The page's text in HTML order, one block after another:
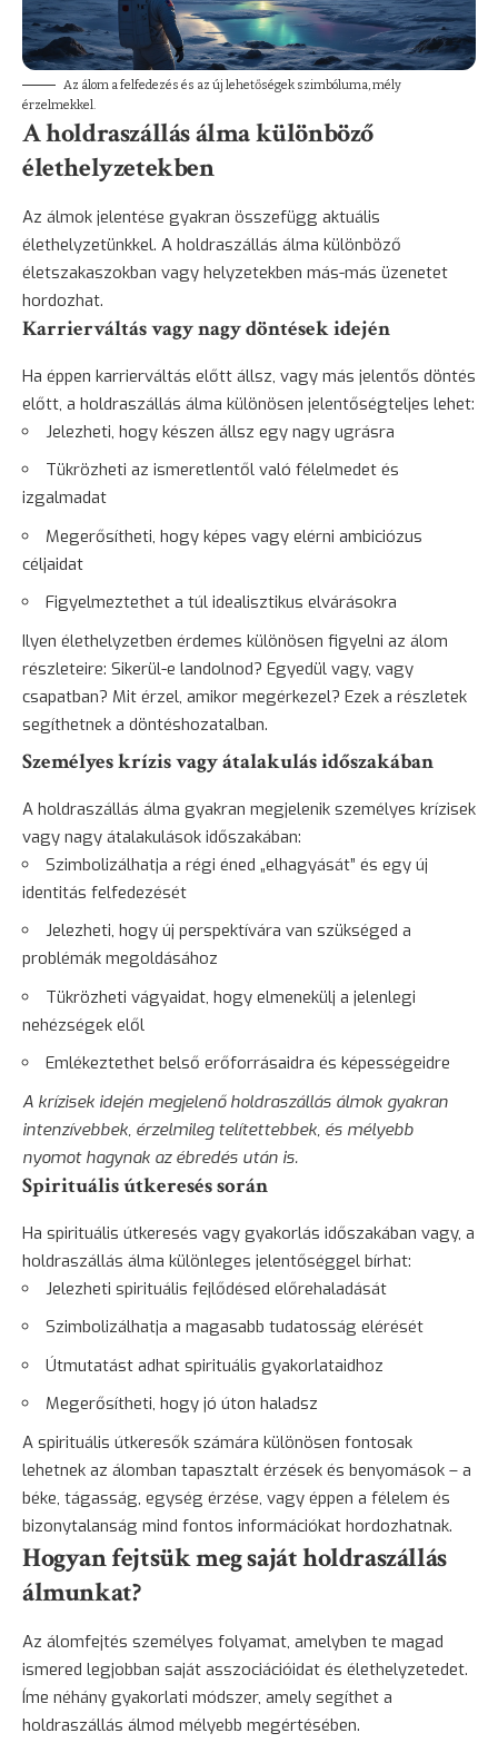
Az álom a felfedezés és az új lehetőségek szimbóluma, mély
érzelmekkel.
A holdraszállás álma különböző
élethelyzetekben
Az álmok jelentése gyakran összefügg aktuális
élethelyzetünkkel. A holdraszállás álma különböző
életszakaszokban vagy helyzetekben más-más üzenetet
hordozhat.
Karrierváltás vagy nagy döntések idején
Ha éppen karrierváltás előtt állsz, vagy más jelentős döntés
előtt, a holdraszállás álma különösen jelentőségteljes lehet:
Jelezheti, hogy készen állsz egy nagy ugrásra
Tükrözheti az ismeretlentől való félelmedet és
izgalmadat
Megerősítheti, hogy képes vagy elérni ambiciózus
céljaidat
Figyelmeztethet a túl idealisztikus elvárásokra
Ilyen élethelyzetben érdemes különösen figyelni az álom
részleteire: Sikerül-e landolnod? Egyedül vagy, vagy
csapatban? Mit érzel, amikor megérkezel? Ezek a részletek
segíthetnek a döntéshozatalban.
Személyes krízis vagy átalakulás időszakában
A holdraszállás álma gyakran megjelenik személyes krízisek
vagy nagy átalakulások időszakában:
Szimbolizálhatja a régi éned „elhagyását” és egy új
identitás felfedezését
Jelezheti, hogy új perspektívára van szükséged a
problémák megoldásához
Tükrözheti vágyaidat, hogy elmenekülj a jelenlegi
nehézségek elől
Emlékeztethet belső erőforrásaidra és képességeidre
A krízisek idején megjelenő holdraszállás álmok gyakran
intenzívebbek, érzelmileg telítettebbek, és mélyebb
nyomot hagynak az ébredés után is.
Spirituális útkeresés során
Ha spirituális útkeresés vagy gyakorlás időszakában vagy, a
holdraszállás álma különleges jelentőséggel bírhat:
Jelezheti spirituális fejlődésed előrehaladását
Szimbolizálhatja a magasabb tudatosság elérését
Útmutatást adhat spirituális gyakorlataidhoz
Megerősítheti, hogy jó úton haladsz
A spirituális útkeresők számára különösen fontosak
lehetnek az álomban tapasztalt érzések és benyomások – a
béke, tágasság, egység érzése, vagy éppen a félelem és
bizonytalanság mind fontos információkat hordozhatnak.
Hogyan fejtsük meg saját holdraszállás
álmunkat?
Az álomfejtés személyes folyamat, amelyben te magad
ismered legjobban saját asszociációidat és élethelyzetedet.
Íme néhány gyakorlati módszer, amely segíthet a
holdraszállás álmod mélyebb megértésében.